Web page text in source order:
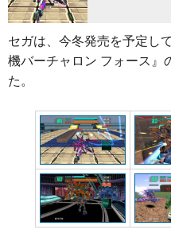
セガは、今冬発売を予定し
機バーチャロン フォース』
た。